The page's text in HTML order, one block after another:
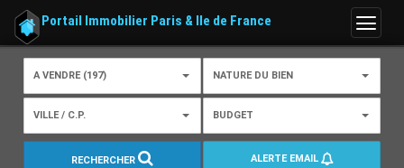
Menu
Portail Immobilier Paris & Ile de France
A VENDRE (197) NATURE DU BIEN
VILLE / C.P. BUDGET
RECHERCHER ALERTE EMAIL